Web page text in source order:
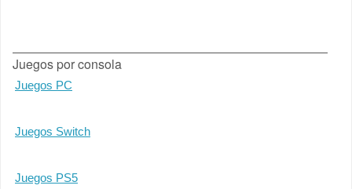
Juegos por consola
Juegos PC
Juegos Switch
Juegos PS5